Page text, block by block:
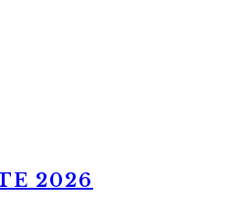
2026